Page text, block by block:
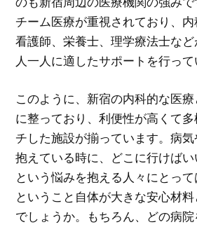
チーム医療が重視されており、内
看護師、栄養士、理学療法士な
人一人に適したサポートを行って
このように、新宿の内科的な医
に整っており、利便性が高くて
チした施設が揃っています。病
抱えている時に、どこに行けば
という悩みを抱える人々にとっ
ということ自体が大きな安心材
でしょうか。もちろん、どの病